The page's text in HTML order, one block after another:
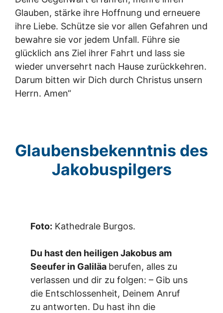
Glauben, stärke ihre Hoffnung und erneuere
ihre Liebe. Schütze sie vor allen Gefahren und
bewahre sie vor jedem Unfall. Führe sie
glücklich ans Ziel ihrer Fahrt und lass sie
wieder unversehrt nach Hause zurückkehren.
Darum bitten wir Dich durch Christus unsern
Herrn. Amen“
Glaubensbekenntnis des
Jakobuspilgers
Foto: Kathedrale Burgos.
Du hast den heiligen Jakobus am
Seeufer in Galiläa berufen, alles zu
verlassen und dir zu folgen: – Gib uns
die Entschlossenheit, Deinem Anruf
zu antworten. Du hast ihn die